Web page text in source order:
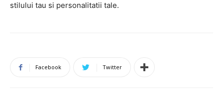
stilului tau si personalitatii tale.
Facebook Twitter